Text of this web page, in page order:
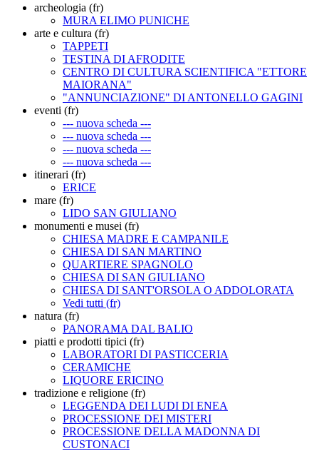
archeologia (fr)
MURA ELIMO PUNICHE
arte e cultura (fr)
TAPPETI
TESTINA DI AFRODITE
CENTRO DI CULTURA SCIENTIFICA "ETTORE
MAIORANA"
"ANNUNCIAZIONE" DI ANTONELLO GAGINI
eventi (fr)
--- nuova scheda ---
--- nuova scheda ---
--- nuova scheda ---
--- nuova scheda ---
itinerari (fr)
ERICE
mare (fr)
LIDO SAN GIULIANO
monumenti e musei (fr)
CHIESA MADRE E CAMPANILE
CHIESA DI SAN MARTINO
QUARTIERE SPAGNOLO
CHIESA DI SAN GIULIANO
CHIESA DI SANT'ORSOLA O ADDOLORATA
Vedi tutti (fr)
natura (fr)
PANORAMA DAL BALIO
piatti e prodotti tipici (fr)
LABORATORI DI PASTICCERIA
CERAMICHE
LIQUORE ERICINO
tradizione e religione (fr)
LEGGENDA DEI LUDI DI ENEA
PROCESSIONE DEI MISTERI
PROCESSIONE DELLA MADONNA DI
CUSTONACI